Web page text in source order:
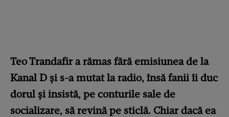
Teo Trandafir a rămas fără emisiunea de la
Kanal D și s-a mutat la radio, însă fanii îi duc
dorul și insistă, pe conturile sale de
socializare, să revină pe sticlă. Chiar dacă ea